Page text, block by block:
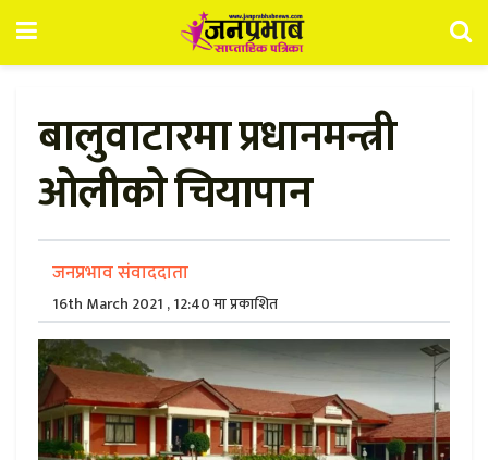
बालुवाटारमा प्रधानमन्त्री
ओलीकाे चियापान
जनप्रभाव संवाददाता
16th March 2021 , 12:40 मा प्रकाशित